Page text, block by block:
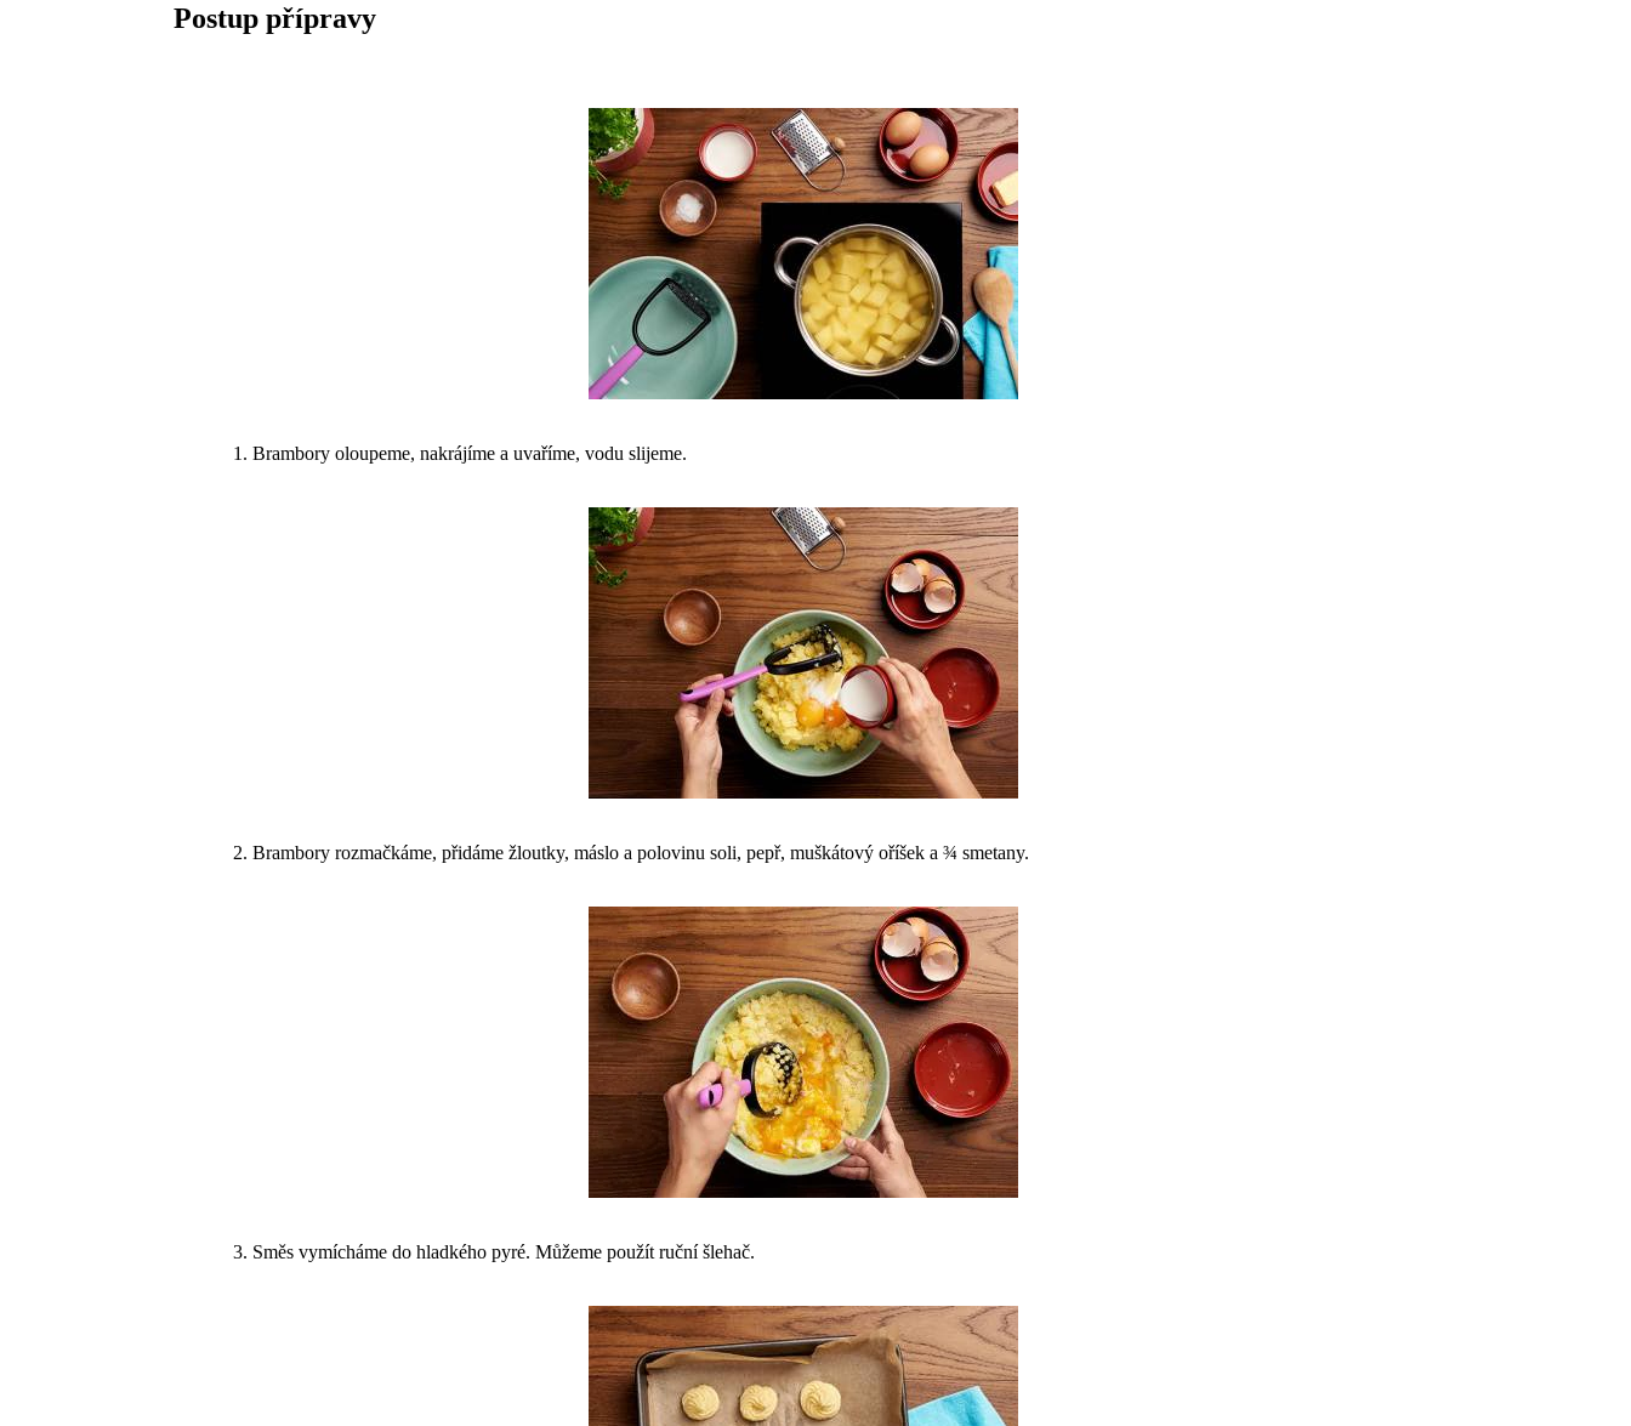
Postup přípravy
Brambory oloupeme, nakrájíme a uvaříme, vodu slijeme.
Brambory rozmačkáme, přidáme žloutky, máslo a polovinu soli, pepř, muškátový oříšek a ¾ smetany.
Směs vymícháme do hladkého pyré. Můžeme použít ruční šlehač.